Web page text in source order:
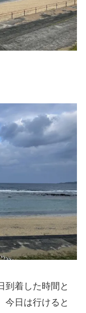
到着した時間と
今日は行けると